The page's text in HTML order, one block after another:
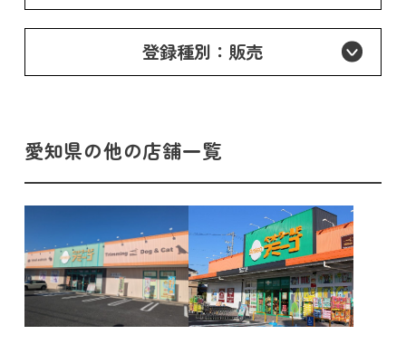
登録種別：販売
愛知県の他の店舗一覧